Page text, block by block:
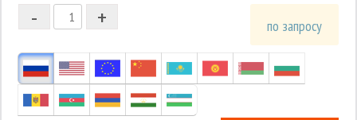
1
-1
+
- по запросу